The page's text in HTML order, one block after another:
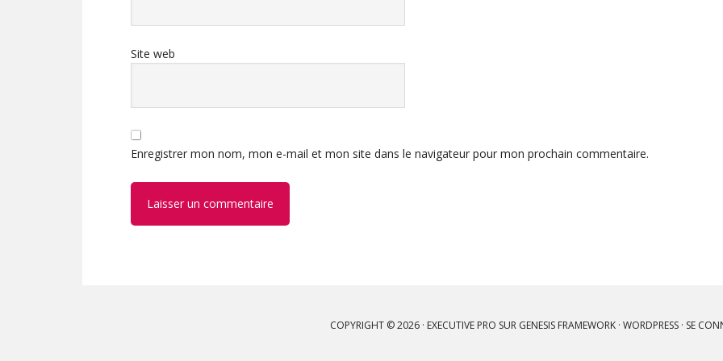
Site web
Enregistrer mon nom, mon e-mail et mon site dans le navigateur pour mon prochain commentaire.
COPYRIGHT © 2026 · EXECUTIVE PRO SUR GENESIS FRAMEWORK · WORDPRESS · SE